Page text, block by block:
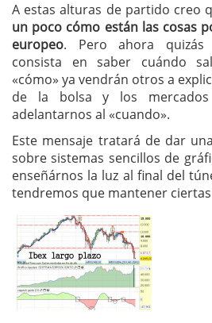
A estas alturas de partido creo
un poco cómo están las cosas
europeo. Pero ahora
consista en saber cuándo
«cómo» ya vendrán otros a
de la bolsa y los
adelantarnos al «cuando».
Este mensaje tratará de dar
sobre sistemas sencillos de
enseñárnos la luz al final del
tendremos que mantener